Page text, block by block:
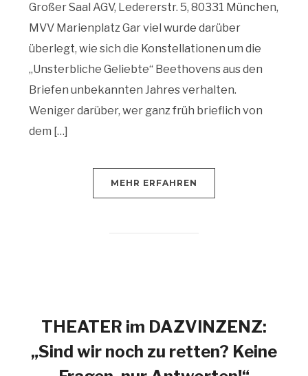
Großer Saal AGV, Ledererstr. 5, 80331 München,
MVV Marienplatz Gar viel wurde darüber
überlegt, wie sich die Konstellationen um die
„Unsterbliche Geliebte“ Beethovens aus den
Briefen unbekannten Jahres verhalten.
Weniger darüber, wer ganz früh brieflich von
dem […]
MEHR ERFAHREN
THEATER im DAZVINZENZ:
„Sind wir noch zu retten? Keine